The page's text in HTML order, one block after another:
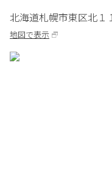
・トイレはトイレットペ
い。（つまりの原因によ
・滞在中、お部屋の清掃
しております。
北海道札幌市東区北１
地図で表示